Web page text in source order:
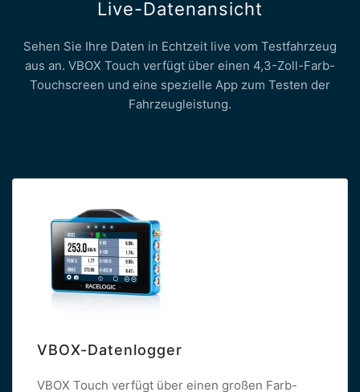
Live-Datenansicht
Sehen Sie Ihre Daten in Echtzeit live vom Testfahrzeug
aus an. VBOX Touch verfügt über einen 4,3-Zoll-Farb-
Touchscreen und eine spezielle App zum Testen der
Fahrzeugleistung.
VBOX-Datenlogger
VBOX Touch verfügt über einen großen Farb-